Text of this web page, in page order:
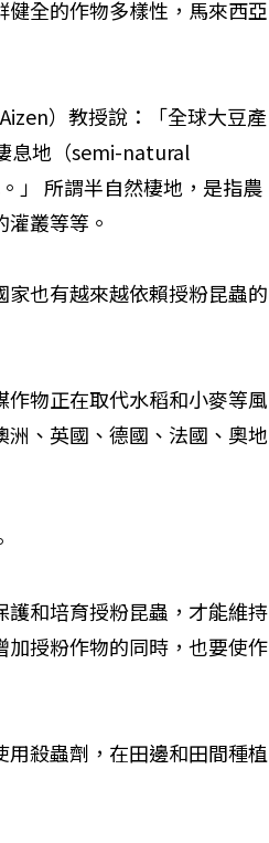
全的作物多樣性，馬來西亞
）教授說：「全球大豆產
息地（semi-natural
」 所謂半自然棲地，是指農
叢等等。
也有越來越依賴授粉昆蟲的
物正在取代水稻和小麥等風
、英國、德國、法國、奧地
護和培育授粉昆蟲，才能維持
授粉作物的同時，也要使作
殺蟲劑，在田邊和田間種植